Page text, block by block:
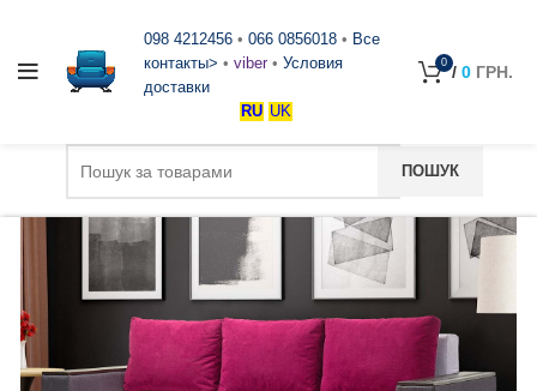
098 4212456 • 066 0856018 • Все
контакты> • viber • Условия
доставки
RU UK
0 / 0 ГРН.